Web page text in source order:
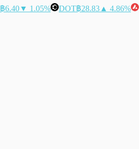
฿6.40▼ 1.05% DOT฿28.83 ▲ 4.86%